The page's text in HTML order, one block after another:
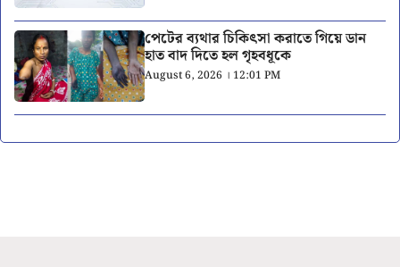
পেটের ব্যথার চিকিৎসা করাতে গিয়ে ডান
হাত বাদ দিতে হল গৃহবধূকে
August 6, 2026 । 12:01 PM